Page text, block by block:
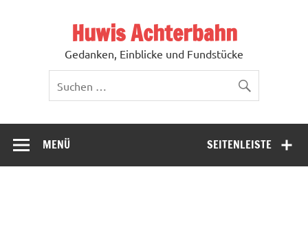
Huwis Achterbahn
Gedanken, Einblicke und Fundstücke
SEITENLEISTE
MENÜ